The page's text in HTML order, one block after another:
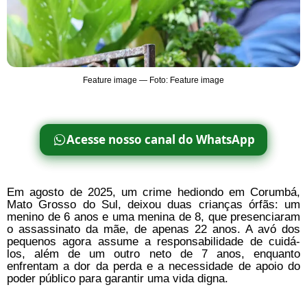
Feature image — Foto: Feature image
Acesse nosso canal do WhatsApp
Em agosto de 2025, um crime hediondo em Corumbá,
Mato Grosso do Sul, deixou duas crianças órfãs: um
menino de 6 anos e uma menina de 8, que presenciaram
o assassinato da mãe, de apenas 22 anos. A avó dos
pequenos agora assume a responsabilidade de cuidá-
los, além de um outro neto de 7 anos, enquanto
enfrentam a dor da perda e a necessidade de apoio do
poder público para garantir uma vida digna.